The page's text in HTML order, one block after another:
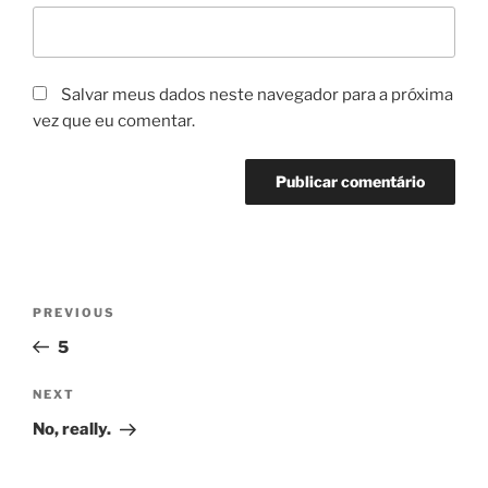
Salvar meus dados neste navegador para a próxima
vez que eu comentar.
Post
Previous
Post
PREVIOUS
5
Next
Post
NEXT
No, really.